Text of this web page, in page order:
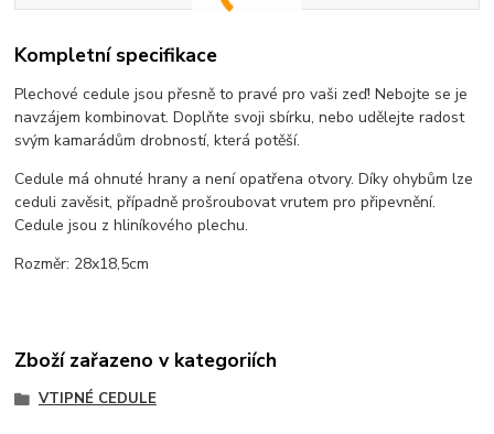
Kompletní specifikace
Plechové cedule jsou přesně to pravé pro vaši zeď! Nebojte se je
navzájem kombinovat. Doplňte svoji sbírku, nebo udělejte radost
svým kamarádům drobností, která potěší.
Cedule má ohnuté hrany a není opatřena otvory. Díky ohybům lze
ceduli zavěsit, případně prošroubovat vrutem pro připevnění.
Cedule jsou z hliníkového plechu.
Rozměr: 28x18,5cm
Zboží zařazeno v kategoriích
VTIPNÉ CEDULE